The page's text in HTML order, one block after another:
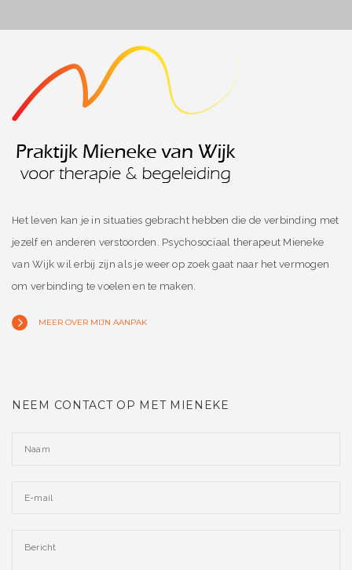
Het leven kan je in situaties gebracht hebben die de verbinding met
jezelf en anderen verstoorden. Psychosociaal therapeut Mieneke
van Wijk wil erbij zijn als je weer op zoek gaat naar het vermogen
om verbinding te voelen en te maken.
MEER OVER MIJN AANPAK
NEEM CONTACT OP MET MIENEKE